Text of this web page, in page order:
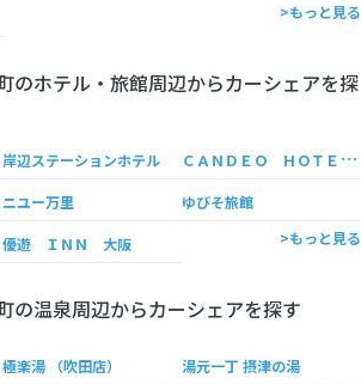
>もっと見る
のホテル・旅館周辺からカーシェアを探
岸辺ステーションホテル Ｃ
ＡＮＤＥＯ ＨＯＴＥＬＳ大阪岸辺
ニユー万里 ゆびそ旅館
優遊 ＩＮＮ 大阪 >もっと見る
の温泉周辺からカーシェアを探す
極楽湯 （吹田店） 湯元一丁 摂津の湯